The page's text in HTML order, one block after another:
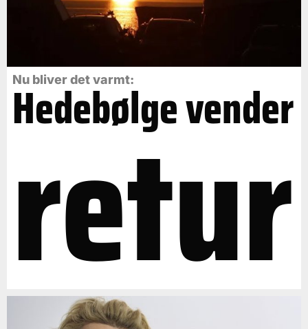
Nu bliver det varmt:
Hedebølge vender
retur